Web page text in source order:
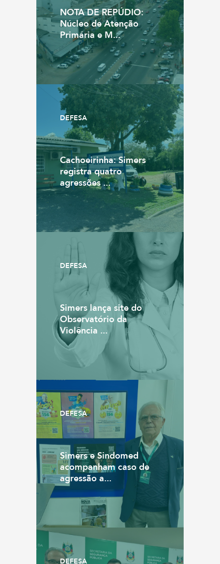
NOTA DE REPÚDIO:
Núcleo de Atenção
Primária e M...
DEFESA
Cachoeirinha: Simers
registra quatro
agressões ...
DEFESA
Simers lança site do
Observatório da
Violência ...
DEFESA
Simers e Sindomed
acompanham caso de
agressão a...
DEFESA